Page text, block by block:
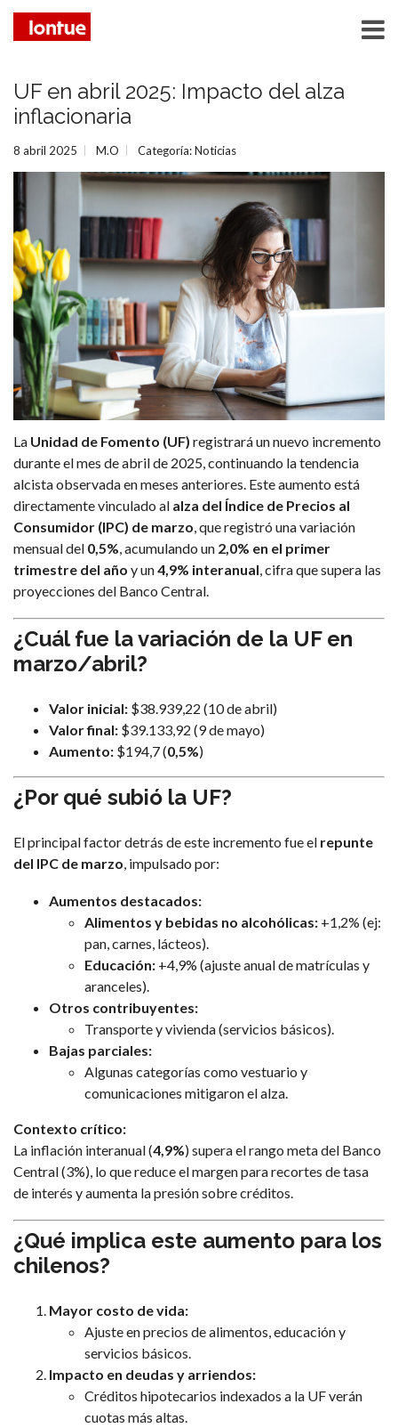
UF en abril 2025: Impacto del alza
inflacionaria
8 abril 2025 M.O Categoría:Noticias
La Unidad de Fomento (UF) registrará un nuevo incremento
durante el mes de abril de 2025, continuando la tendencia
alcista observada en meses anteriores. Este aumento está
directamente vinculado al alza del Índice de Precios al
Consumidor (IPC) de marzo , que registró una variación
mensual del 0,5% , acumulando un 2,0% en el primer
trimestre del año y un4,9% interanual , cifra que supera las
proyecciones del Banco Central.
¿Cuál fue la variación de la UF en
marzo/abril?
Valor inicial: $38.939,22 (10 de abril)
Valor final: $39.133,92 (9 de mayo)
Aumento: $194,7 (0,5%)
¿Por qué subió la UF?
El principal factor detrás de este incremento fue el repunte
del IPC de marzo , impulsado por:
Aumentos destacados:
Alimentos y bebidas no alcohólicas: +1,2% (ej:
pan, carnes, lácteos).
Educación: +4,9% (ajuste anual de matrículas y
aranceles).
Otros contribuyentes:
Transporte y vivienda (servicios básicos).
Bajas parciales:
Algunas categorías como vestuario y
comunicaciones mitigaron el alza.
Contexto crítico:
La inflación interanual (4,9%) supera el rango meta del Banco
Central (3%), lo que reduce el margen para recortes de tasa
de interés y aumenta la presión sobre créditos.
¿Qué implica este aumento para los
chilenos?
Mayor costo de vida:
Ajuste en precios de alimentos, educación y
servicios básicos.
Impacto en deudas y arriendos:
Créditos hipotecarios indexados a la UF verán
cuotas más altas.